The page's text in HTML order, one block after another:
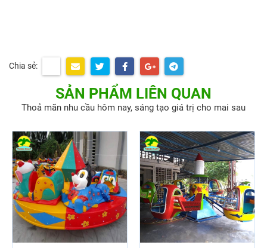
Chia sẻ:
SẢN PHẨM LIÊN QUAN
Thoả mãn nhu cầu hôm nay, sáng tạo giá trị cho mai sau